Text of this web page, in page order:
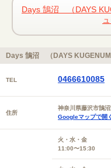
Days 鵠沼 （DAYS
Days 鵠沼 （DAYS
TEL 0466610085
住所
神奈川県藤沢市鵠
Googleマップで開く
火・水・金
11:00〜15:30